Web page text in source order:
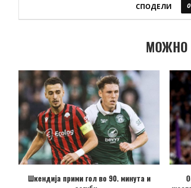
СПОДЕЛИ 0
МОЖНО
Шкендија прими гол во 90. минута и